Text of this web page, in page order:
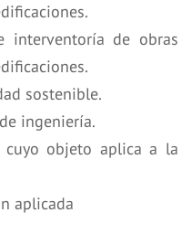
interventoría de obras
sostenible.
ingeniería.
cuyo objeto aplica a la
aplicada